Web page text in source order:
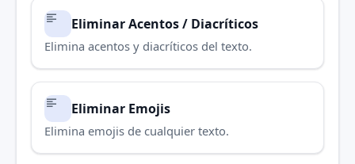
Eliminar Acentos / Diacríticos
Elimina acentos y diacríticos del texto.
Eliminar Emojis
Elimina emojis de cualquier texto.